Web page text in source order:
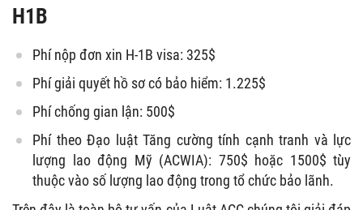
H1B
Phí nộp đơn xin H-1B visa: 325$
Phí giải quyết hồ sơ có bảo hiểm: 1.225$
Phí chống gian lận: 500$
Phí theo Đạo luật Tăng cường tính cạnh tranh và lực
lượng lao động Mỹ (ACWIA): 750$ hoặc 1500$ tùy
thuộc vào số lượng lao động trong tổ chức bảo lãnh.